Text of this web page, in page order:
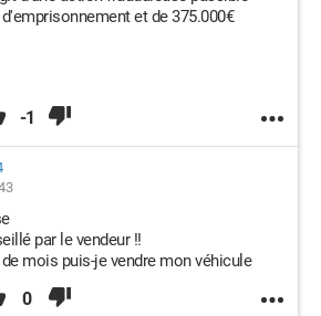
et de 375.000€
-1
par le vendeur !!
mois puis-je vendre mon véhicule
0